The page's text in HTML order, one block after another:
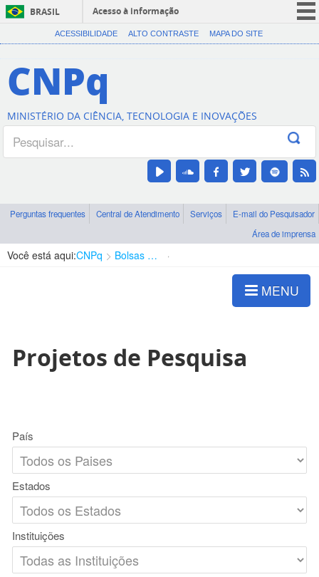
BRASIL
Acesso à informação
CORONAVÍRUS (COVID-19)
Canais
ACESSIBILIDADE ALTO CONTRASTE MAPA DO SITE
CNPq
MINISTÉRIO DA CIÊNCIA, TECNOLOGIA E INOVAÇÕES
Perguntas frequentes Central de Atendimento Serviços
E-mail do Pesquisador
Área de imprensa
Você está aqui:CNPq Bolsas e Auxílios Vigentes
MENU
Projetos de Pesquisa
País
Estados
Instituições